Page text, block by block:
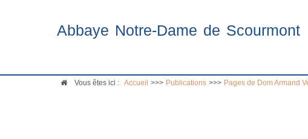
Abbaye Notre-Dame de Scourmont
Vous êtes ici : Accueil >>> Publications >>> Pages de Dom Armand